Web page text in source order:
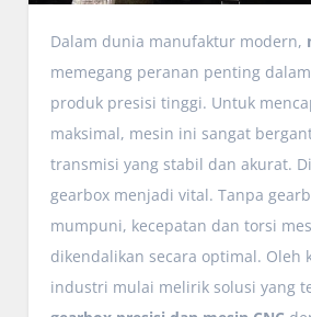
Dalam dunia manufaktur modern,
memegang peranan penting
produk presisi tinggi. Untuk
maksimal, mesin ini sangat
transmisi yang stabil dan akurat.
gearbox menjadi vital. Tanpa
mumpuni, kecepatan dan torsi
dikendalikan secara optimal. Oleh
industri mulai melirik solusi yang